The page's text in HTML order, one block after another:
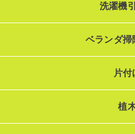
洗濯機
ベランダ掃
片付
植